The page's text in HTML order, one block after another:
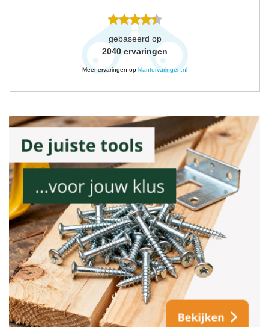
gebaseerd op
2040 ervaringen
Meer ervaringen op klantervaringen.nl